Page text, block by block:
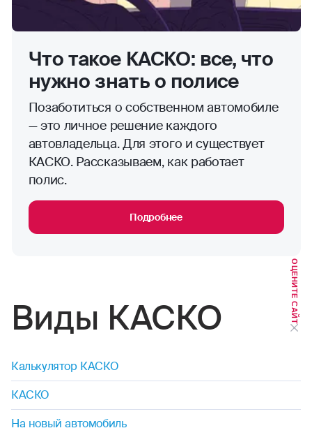
Что такое КАСКО: все, что
нужно знать о полисе
Позаботиться о собственном автомобиле
— это личное решение каждого
автовладельца. Для этого и существует
КАСКО. Рассказываем, как работает
полис.
Подробнее
Виды КАСКО
Калькулятор КАСКО
КАСКО
На новый автомобиль
ОЦЕНИТЕ САЙТ